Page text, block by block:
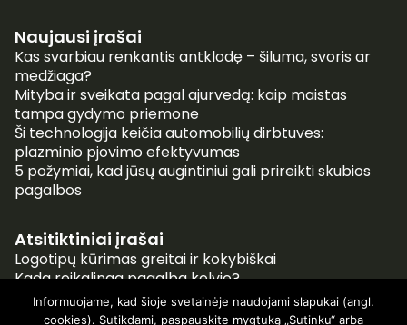
Naujausi įrašai
Kas svarbiau renkantis antklodę – šiluma, svoris ar
medžiaga?
Mityba ir sveikata pagal ajurvedą: kaip maistas
tampa gydymo priemone
Ši technologija keičia automobilių dirbtuves:
plazminio pjovimo efektyvumas
5 požymiai, kad jūsų augintiniui gali prireikti skubios
pagalbos
Atsitiktiniai įrašai
Logotipų kūrimas greitai ir kokybiškai
Kada reikalinga pagalba kelyje?
Kokiomis transporto priemonėmis pristatinėti gėles
populiariausia?
Informuojame, kad šioje svetainėje naudojami slapukai (angl.
cookies). Sutikdami, paspauskite mygtuką „Sutinku“ arba